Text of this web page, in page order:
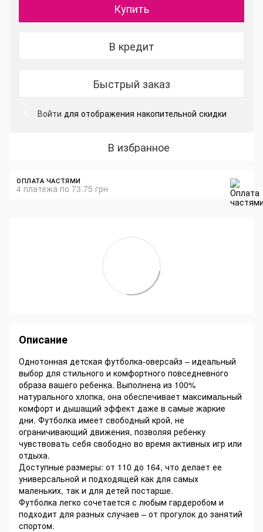
Купить
В кредит
Быстрый заказ
Войти для отображения накопительной скидки
В избранное
ОПЛАТА ЧАСТЯМИ
4 платежа по 73.75 грн
Описание
Однотонная детская футболка-оверсайз – идеальный
выбор для стильного и комфортного повседневного
образа вашего ребенка. Выполнена из 100%
натурального хлопка, она обеспечивает максимальный
комфорт и дышащий эффект даже в самые жаркие
дни. Футболка имеет свободный крой, не
ограничивающий движения, позволяя ребенку
чувствовать себя свободно во время активных игр или
отдыха.
Доступные размеры: от 110 до 164, что делает ее
универсальной и подходящей как для самых
маленьких, так и для детей постарше.
Футболка легко сочетается с любым гардеробом и
подходит для разных случаев – от прогулок до занятий
спортом.